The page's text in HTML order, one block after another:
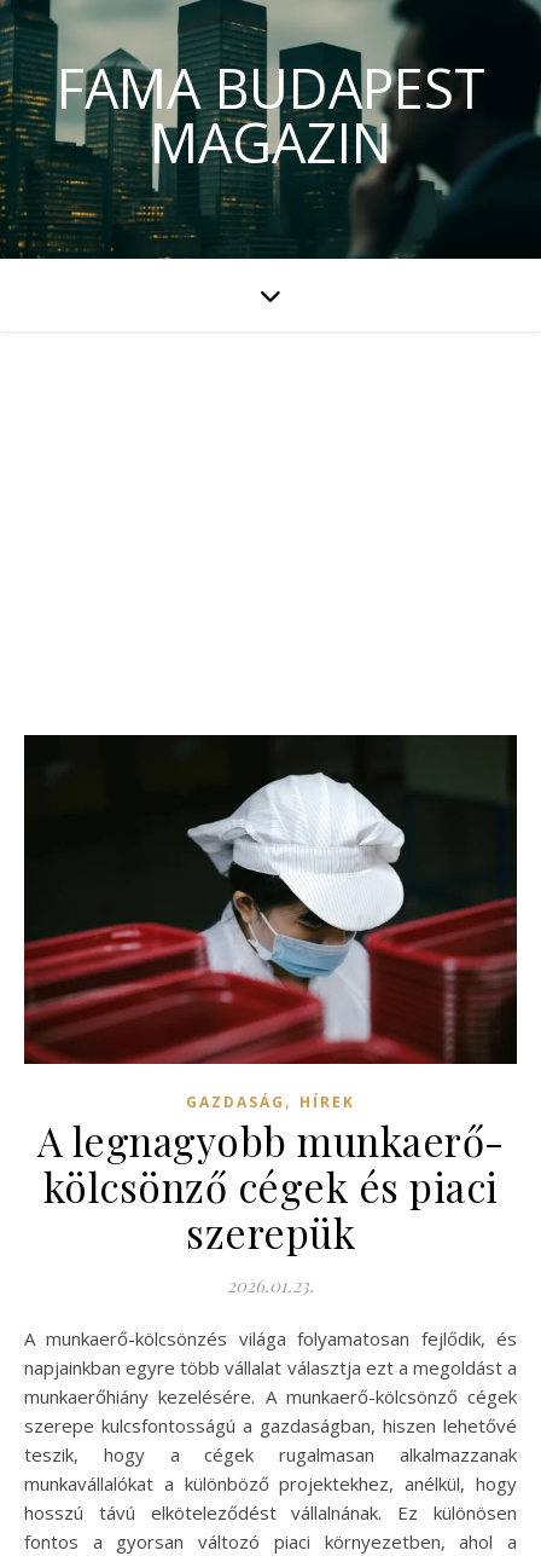
FAMA BUDAPEST
MAGAZIN
GAZDASÁG , HÍREK
A legnagyobb munkaerő-
kölcsönző cégek és piaci
szerepük
2026.01.23.
A munkaerő-kölcsönzés világa folyamatosan fejlődik, és
napjainkban egyre több vállalat választja ezt a megoldást a
munkaerőhiány kezelésére. A munkaerő-kölcsönző cégek
szerepe kulcsfontosságú a gazdaságban, hiszen lehetővé
teszik, hogy a cégek rugalmasan alkalmazzanak
munkavállalókat a különböző projektekhez, anélkül, hogy
hosszú távú elköteleződést vállalnának. Ez különösen
fontos a gyorsan változó piaci környezetben, ahol a